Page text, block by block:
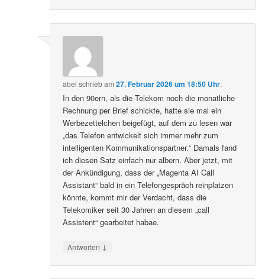
abel schriebam27. Februar 2026 um 18:50 Uhr:
In den 90ern, als die Telekom noch die monatliche
Rechnung per Brief schickte, hatte sie mal ein
Werbezettelchen beigefügt, auf dem zu lesen war
„das Telefon entwickelt sich immer mehr zum
intelligenten Kommunikationspartner.“ Damals fand
ich diesen Satz einfach nur albern. Aber jetzt, mit
der Ankündigung, dass der „Magenta AI Call
Assistant“ bald in ein Telefongespräch reinplatzen
könnte, kommt mir der Verdacht, dass die
Telekomiker seit 30 Jahren an diesem „call
Assistent“ gearbeitet habae.
Antworten ↓